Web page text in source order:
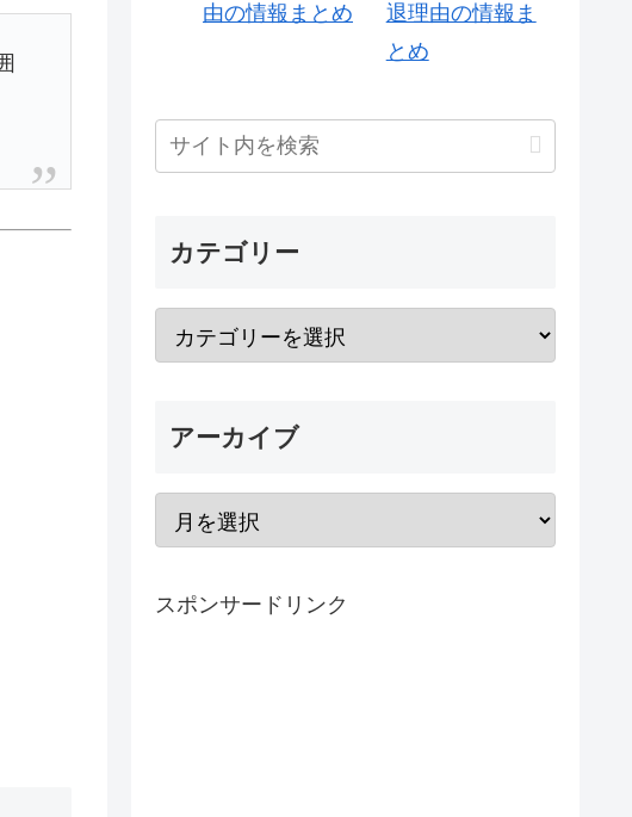
退理由の情報ま
とめ
カテゴリー
アーカイブ
スポンサードリンク